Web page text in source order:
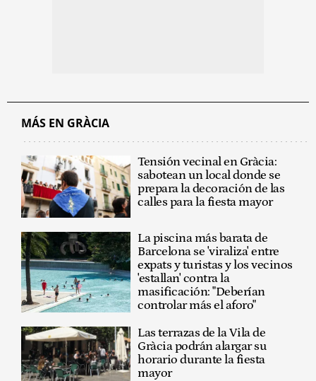
MÁS EN GRÀCIA
Tensión vecinal en Gràcia:
sabotean un local donde se
prepara la decoración de las
calles para la fiesta mayor
La piscina más barata de
Barcelona se 'viraliza' entre
expats y turistas y los vecinos
'estallan' contra la
masificación: "Deberían
controlar más el aforo"
Las terrazas de la Vila de
Gràcia podrán alargar su
horario durante la fiesta
mayor